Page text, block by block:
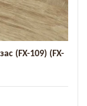
(FX-109) (FX-